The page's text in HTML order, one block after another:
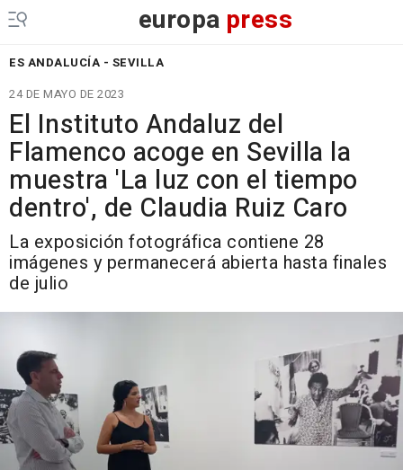
europa press
ES ANDALUCÍA - SEVILLA
24 DE MAYO DE 2023
El Instituto Andaluz del
Flamenco acoge en Sevilla la
muestra 'La luz con el tiempo
dentro', de Claudia Ruiz Caro
La exposición fotográfica contiene 28
imágenes y permanecerá abierta hasta finales
de julio